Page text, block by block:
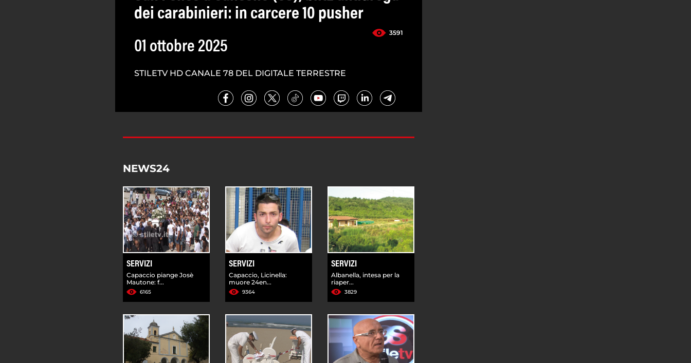
dei carabinieri: in carcere 10 pusher
3591
01 ottobre 2025
STILETV HD CANALE 78 DEL DIGITALE TERRESTRE
NEWS24
SERVIZI
Capaccio piange Josè
Mautone: f...
6165
SERVIZI
Capaccio, Licinella:
muore 24en...
9364
SERVIZI
Albanella, intesa per la
riaper...
3829